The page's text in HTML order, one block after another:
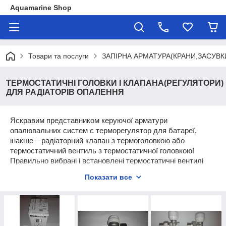
Aquamarine Shop
Товари та послуги ЗАПІРНА
ТЕРМОСТАТИЧНІ ГОЛОВКИ І КЛАПАНА(РЕГУЛЯТОРИ)
ДЛЯ РАДІАТОРІВ ОПАЛЕННЯ
Яскравим представником керуючої арматури
опалювальних систем є терморегулятор для батареї,
інакше – радіаторний клапан з термоголовкою або
термостатичний вентиль з термостатичної головкою!
Правильно вибрані і встановлені термостатичні вентилі
спрощують життя домовласникові в плані регулювання
опалення можна змінювати обігрів всіх кімнат одночасно,
збільшуючи або зменшуючи температуру теплоносія. А
ось регулятори батарей опалення дають можливість
Показати все